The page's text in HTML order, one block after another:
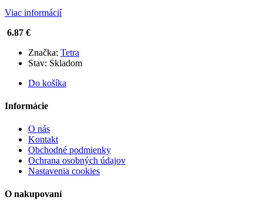
Viac informácií
6.87 €
Značka: Tetra
Stav: Skladom
Do košíka
Informácie
O nás
Kontakt
Obchodné podmienky
Ochrana osobných údajov
Nastavenia cookies
O nakupovaní